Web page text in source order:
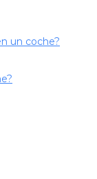
un coche?